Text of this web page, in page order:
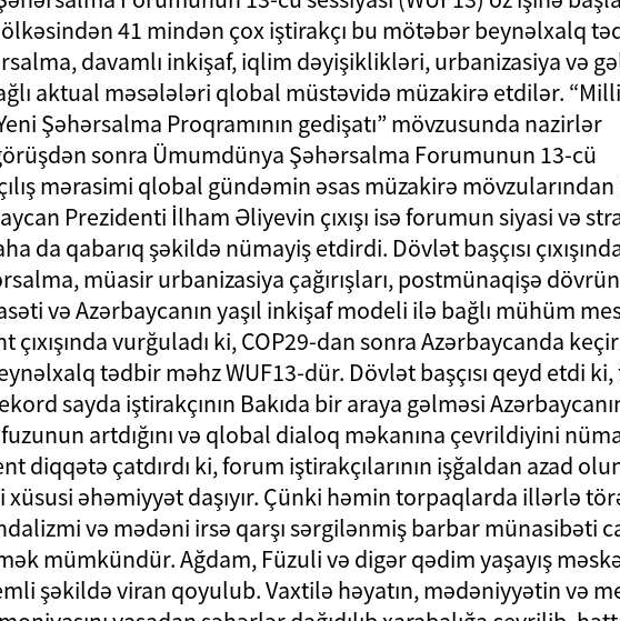
ölkəsindən 41 mindən çox iştirakçı bu mötəbər beynəlxalq
davamlı inkişaf, iqlim dəyişiklikləri, urbanizasiya və
aktual məsələləri qlobal müstəvidə müzakirə etdilər.
Şəhərsalma Proqramının gedişatı” mövzusunda nazirlər
sonra Ümumdünya Şəhərsalma Forumunun 13-cü
mərasimi qlobal gündəmin əsas müzakirə
Prezidenti İlham Əliyevin çıxışı isə forumun siyasi və
da qabarıq şəkildə nümayiş etdirdi. Dövlət başçısı
müasir urbanizasiya çağırışları, postmünaqişə
və Azərbaycanın yaşıl inkişaf modeli ilə bağlı mühüm
çıxışında vurğuladı ki, COP29-dan sonra Azərbaycanda
tədbir məhz WUF13-dür. Dövlət başçısı qeyd etdi
sayda iştirakçının Bakıda bir araya gəlməsi
artdığını və qlobal dialoq məkanına çevrildiyini
diqqətə çatdırdı ki, forum iştirakçılarının işğaldan azad
xüsusi əhəmiyyət daşıyır. Çünki həmin torpaqlarda illərlə
və mədəni irsə qarşı sərgilənmiş barbar münasibəti
mümkündür. Ağdam, Füzuli və digər qədim yaşayış
şəkildə viran qoyulub. Vaxtilə həyatın, mədəniyyətin və